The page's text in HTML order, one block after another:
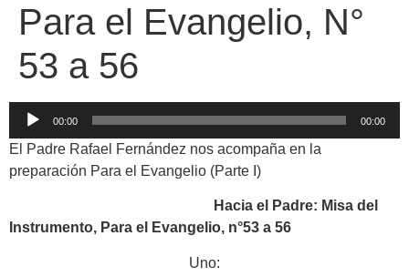
Para el Evangelio, N°
53 a 56
Reproductor
audio
00:00 00:00
El Padre Rafael Fernández nos acompaña en la
preparación Para el Evangelio (Parte I)
Hacia el Padre: Misa del
Instrumento, Para el Evangelio, n°53 a 56
Uno: